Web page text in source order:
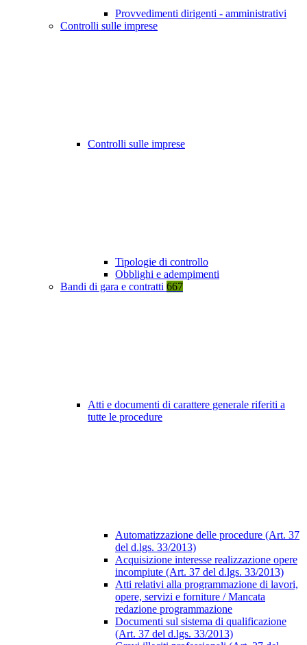
Provvedimenti dirigenti - amministrativi
Controlli sulle imprese
Controlli sulle imprese
Tipologie di controllo
Obblighi e adempimenti
Bandi di gara e contratti 667
Atti e documenti di carattere generale riferiti a
tutte le procedure
Automatizzazione delle procedure (Art. 37
del d.lgs. 33/2013)
Acquisizione interesse realizzazione opere
incompiute (Art. 37 del d.lgs. 33/2013)
Atti relativi alla programmazione di lavori,
opere, servizi e forniture / Mancata
redazione programmazione
Documenti sul sistema di qualificazione
(Art. 37 del d.lgs. 33/2013)